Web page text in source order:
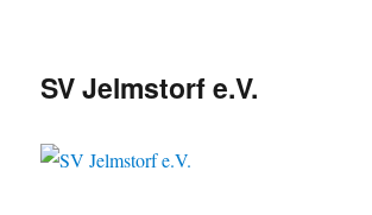
SV Jelmstorf e.V.